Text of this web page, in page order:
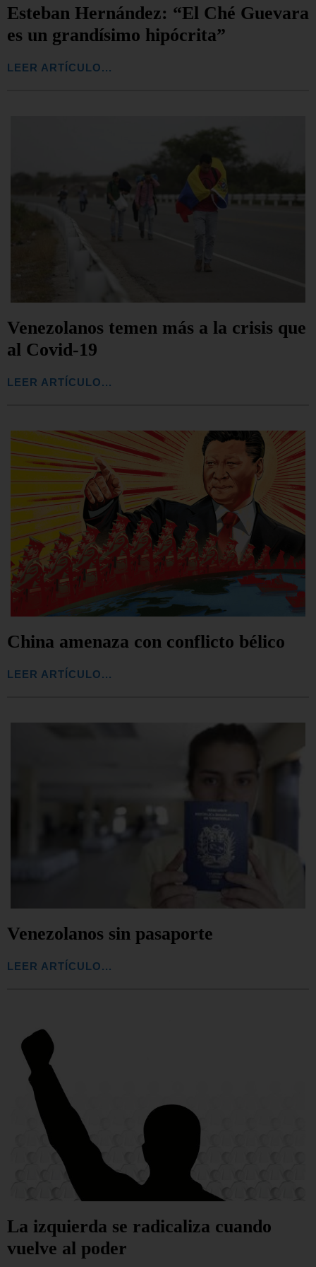
Esteban Hernández: “El Ché Guevara
es un grandísimo hipócrita”
LEER ARTÍCULO...
Venezolanos temen más a la crisis que
al Covid-19
LEER ARTÍCULO...
China amenaza con conflicto bélico
LEER ARTÍCULO...
Venezolanos sin pasaporte
LEER ARTÍCULO...
La izquierda se radicaliza cuando
vuelve al poder